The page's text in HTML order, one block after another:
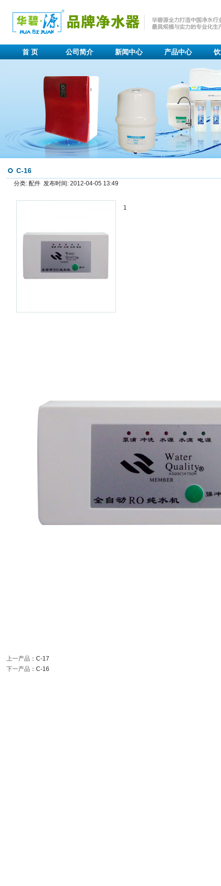
首 页 公司简介 新闻中心 产品中心
C-16
分类: 配件 发布时间: 2012-04-05 13:49
1
上一产品 ： C-17
下一产品 ： C-16